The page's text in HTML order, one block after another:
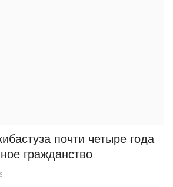
почти четыре года
гражданство